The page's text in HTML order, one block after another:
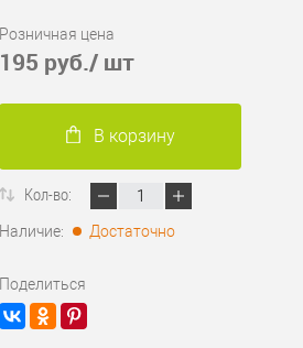
Розничная цена
195 руб./ шт
В корзину
Кол-во:
Наличие: Достаточно
Поделиться